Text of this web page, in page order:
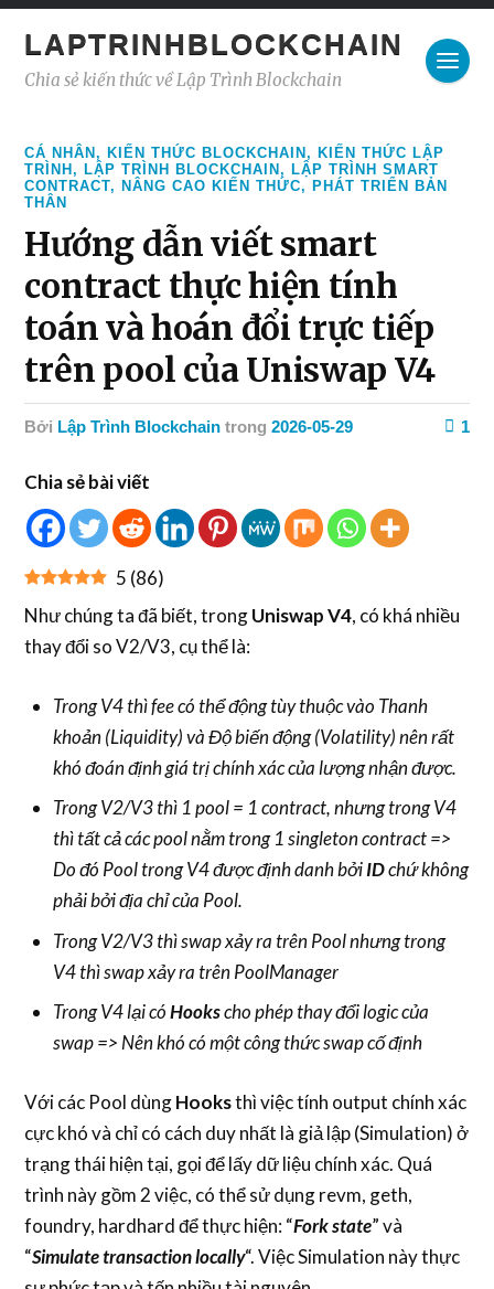
LAPTRINHBLOCKCHAIN
Chia sẻ kiến thức về Lập Trình Blockchain
CÁ NHÂN, KIẾN THỨC BLOCKCHAIN, KIẾN THỨC LẬP
TRÌNH, LẬP TRÌNH BLOCKCHAIN, LẬP TRÌNH SMART
CONTRACT, NÂNG CAO KIẾN THỨC, PHÁT TRIỂN BẢN
THÂN
Hướng dẫn viết smart
contract thực hiện tính
toán và hoán đổi trực tiếp
trên pool của Uniswap V4
Bởi Lập Trình Blockchain trong2026-05-29 1
Chia sẻ bài viết
5 (86)
Như chúng ta đã biết, trongUniswap V4, có khá nhiều
thay đổi so V2/V3, cụ thể là:
Trong V4 thì fee có thể động tùy thuộc vào Thanh
khoản (Liquidity) và Độ biến động (Volatility) nên rất
khó đoán định giá trị chính xác của lượng nhận được.
Trong V2/V3 thì 1 pool = 1 contract, nhưng trong V4
thì tất cả các pool nằm trong 1 singleton contract =>
Do đó Pool trong V4 được định danh bởiIDchứ không
phải bởi địa chỉ của Pool.
Trong V2/V3 thì swap xảy ra trên Pool nhưng trong
V4 thì swap xảy ra trên PoolManager
Trong V4 lại cóHookscho phép thay đổi logic của
swap => Nên khó có một công thức swap cố định
Với các Pool dùngHooksthì việc tính output chính xác
cực khó và chỉ có cách duy nhất là giả lập (Simulation) ở
trạng thái hiện tại, gọi để lấy dữ liệu chính xác. Quá
trình này gồm 2 việc, có thể sử dụng revm, geth,
foundry, hardhard để thực hiện: “Fork state” và
“Simulate transaction locally“. Việc Simulation này thực